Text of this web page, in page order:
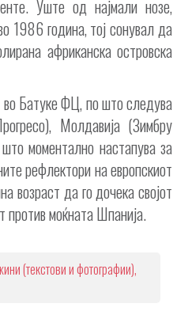
Уште од најмали нозе,
1986 година, тој сонувал да
африканска островска
во Батуке ФЦ, по што следува
Молдавија (Зимбру
моментално настапува за
рефлектори на европскиот
возраст да го дочека својот
против моќната Шпанија.
(текстови и фотографии),